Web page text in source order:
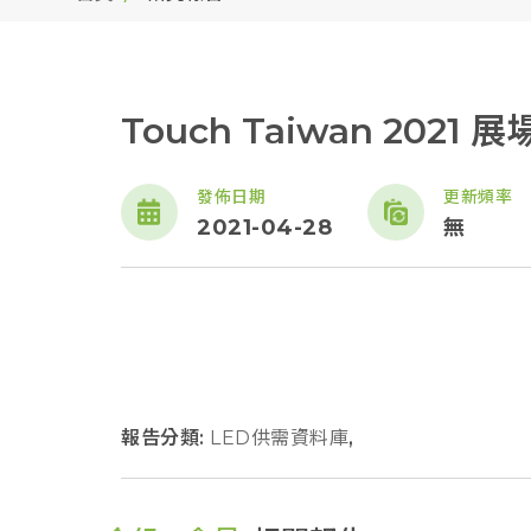
Touch Taiwan 2021 展
發佈日期
2021-04-28
更新頻率
無
報告分類: LED供需資料庫,